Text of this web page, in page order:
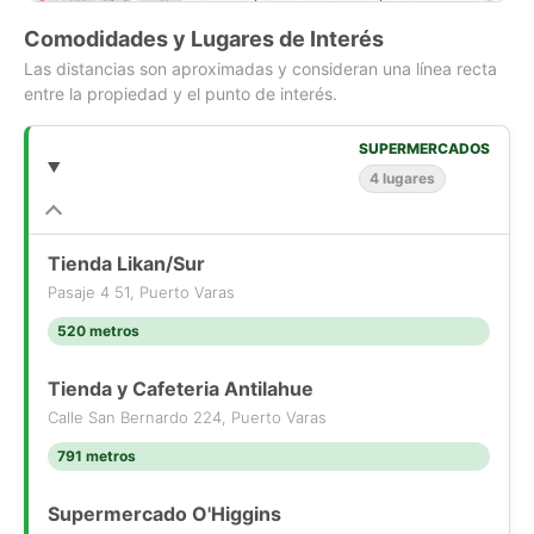
Comodidades y Lugares de Interés
Las distancias son aproximadas y consideran una línea recta
entre la propiedad y el punto de interés.
SUPERMERCADOS
4 lugares
Tienda Likan/Sur
Pasaje 4 51, Puerto Varas
520 metros
Tienda y Cafeteria Antilahue
Calle San Bernardo 224, Puerto Varas
791 metros
Supermercado O'Higgins